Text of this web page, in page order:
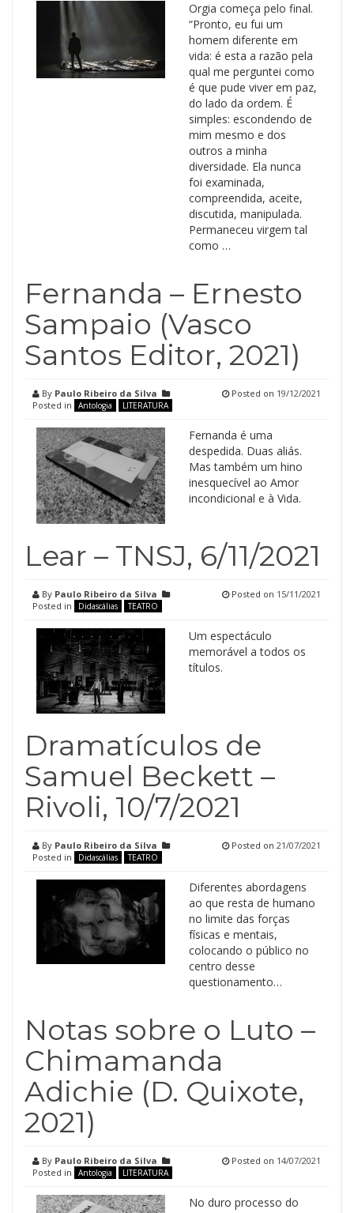
Orgia começa pelo final.
“Pronto, eu fui um
homem diferente em
vida: é esta a razão pela
qual me perguntei como
é que pude viver em paz,
do lado da ordem. É
simples: escondendo de
mim mesmo e dos
outros a minha
diversidade. Ela nunca
foi examinada,
compreendida, aceite,
discutida, manipulada.
Permaneceu virgem tal
como …
Fernanda – Ernesto
Sampaio (Vasco
Santos Editor, 2021)
By Paulo Ribeiro da Silva
Posted in
Antologia LITERATURA
Posted on 19/12/2021
Fernanda é uma
despedida. Duas aliás.
Mas também um hino
inesquecível ao Amor
incondicional e à Vida.
Lear – TNSJ, 6/11/2021
By Paulo Ribeiro da Silva
Posted in
Didascálias TEATRO
Posted on 15/11/2021
Um espectáculo
memorável a todos os
títulos.
Dramatículos de
Samuel Beckett –
Rivoli, 10/7/2021
By Paulo Ribeiro da Silva
Posted in
Didascálias TEATRO
Posted on 21/07/2021
Diferentes abordagens
ao que resta de humano
no limite das forças
físicas e mentais,
colocando o público no
centro desse
questionamento…
Notas sobre o Luto –
Chimamanda
Adichie (D. Quixote,
2021)
By Paulo Ribeiro da Silva
Posted in
Antologia LITERATURA
Posted on 14/07/2021
No duro processo do